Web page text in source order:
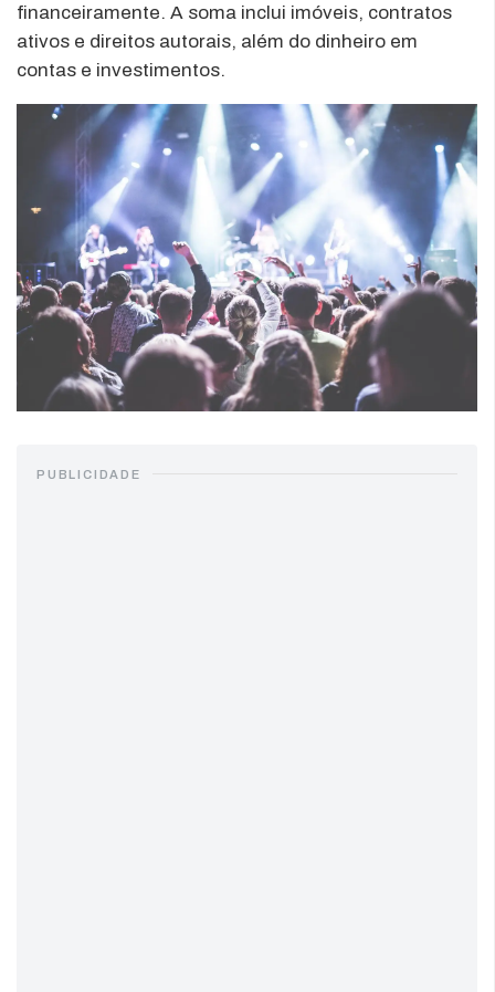
financeiramente. A soma inclui imóveis, contratos
ativos e direitos autorais, além do dinheiro em
contas e investimentos.
PUBLICIDADE